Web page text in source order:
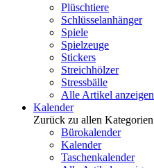
Plüschtiere
Schlüsselanhänger
Spiele
Spielzeuge
Stickers
Streichhölzer
Stressbälle
Alle Artikel anzeigen
Kalender
Zurück zu allen Kategorien
Bürokalender
Kalender
Taschenkalender